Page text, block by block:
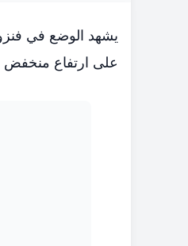
يشهد الوضع في
على ارتفاع منخفض